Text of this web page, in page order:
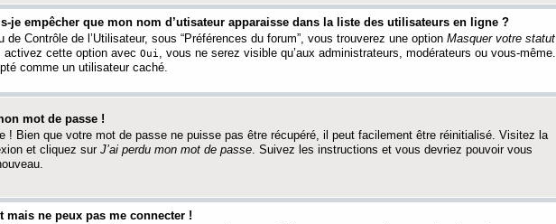
je empêcher que mon nom d’utisateur apparaisse dans la liste des utilisateurs en ligne ?
de Contrôle de l’Utilisateur, sous “Préférences du forum”, vous trouverez une option Masquer votre statut
activez cette option avec Oui , vous ne serez visible qu’aux administrateurs, modérateurs ou vous-même.
comme un utilisateur caché.
mot de passe !
! Bien que votre mot de passe ne puisse pas être récupéré, il peut facilement être réinitialisé. Visitez la
et cliquez sur J’ai perdu mon mot de passe. Suivez les instructions et vous devriez pouvoir vous
mais ne peux pas me connecter !